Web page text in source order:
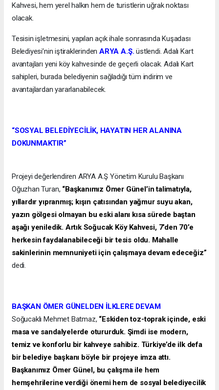
Kahvesi, hem yerel halkın hem de turistlerin uğrak noktası
olacak.
Tesisin işletmesini, yapılan açık ihale sonrasında Kuşadası
Belediyesi’nin iştiraklerindenARYA A.Ş. üstlendi. Adalı Kart
avantajları yeni köy kahvesinde de geçerli olacak. Adalı Kart
sahipleri, burada belediyenin sağladığı tüm indirim ve
avantajlardan yararlanabilecek.
“SOSYAL BELEDİYECİLİK, HAYATIN HER ALANINA
DOKUNMAKTIR”
Projeyi değerlendiren ARYA A.Ş Yönetim Kurulu Başkanı
Oğuzhan Turan, “Başkanımız Ömer Günel’in talimatıyla,
yıllardır yıpranmış; kışın çatısından yağmur suyu akan,
yazın gölgesi olmayan bu eski alanı kısa sürede baştan
aşağı yeniledik. Artık Soğucak Köy Kahvesi, 7’den 70’e
herkesin faydalanabileceği bir tesis oldu. Mahalle
sakinlerinin memnuniyeti için çalışmaya devam edeceğiz”
dedi.
BAŞKAN ÖMER GÜNELDEN İLKLERE DEVAM
Soğucaklı Mehmet Batmaz, “Eskiden toz-toprak içinde, eski
masa ve sandalyelerde otururduk. Şimdi ise modern,
temiz ve konforlu bir kahveye sahibiz. Türkiye’de ilk defa
bir belediye başkanı böyle bir projeye imza attı.
Başkanımız Ömer Günel, bu çalışma ile hem
hemşehrilerine verdiği önemi hem de sosyal belediyecilik